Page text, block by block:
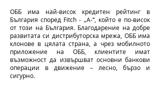
ОББ има най-висок кредитен рейтинг в
България според Fitch - „A-“, който е по-висок
от този на България. Благодарение на добре
развитата си дистрибуторска мрежа, ОББ има
клонове в цялата страна, а чрез мобилното
приложение на ОББ, клиентите имат
възможност да извършват основни банкови
операции в движение – лесно, бързо и
сигурно.